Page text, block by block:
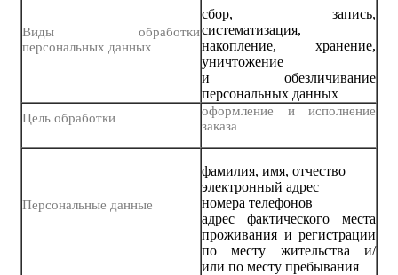
Виды обработки
персональных данных
сбор, запись,
систематизация,
накопление, хранение,
уничтожение
и обезличивание
персональных данных
Цель обработки
оформление и исполнение
заказа
Персональные данные
фамилия, имя, отчество
электронный адрес
номера телефонов
адрес фактического места
проживания и регистрации
по месту жительства и/
или по месту пребывания